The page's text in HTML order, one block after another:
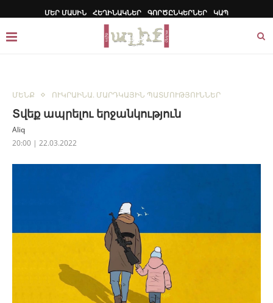
ՄԵՐ ՄԱՍԻՆ ՀԵՂԻՆԱԿՆԵՐ ԳՈՐԾԸՆԿԵՐՆԵՐ ԿԱՊ
ՄԵՆՔ ՈՒԿՐԱԻՆԱ. ՄԱՐԴԿԱՅԻՆ ՊԱՏՄՈՒԹՅՈՒՆՆԵՐ
Տվեք ապրելու երջանկություն
Aliq
20:00 | 22.03.2022